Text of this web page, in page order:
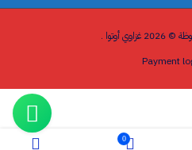
أوتوا .
0